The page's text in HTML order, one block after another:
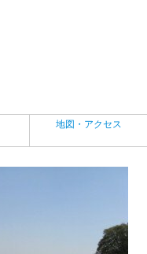
地図・アクセス